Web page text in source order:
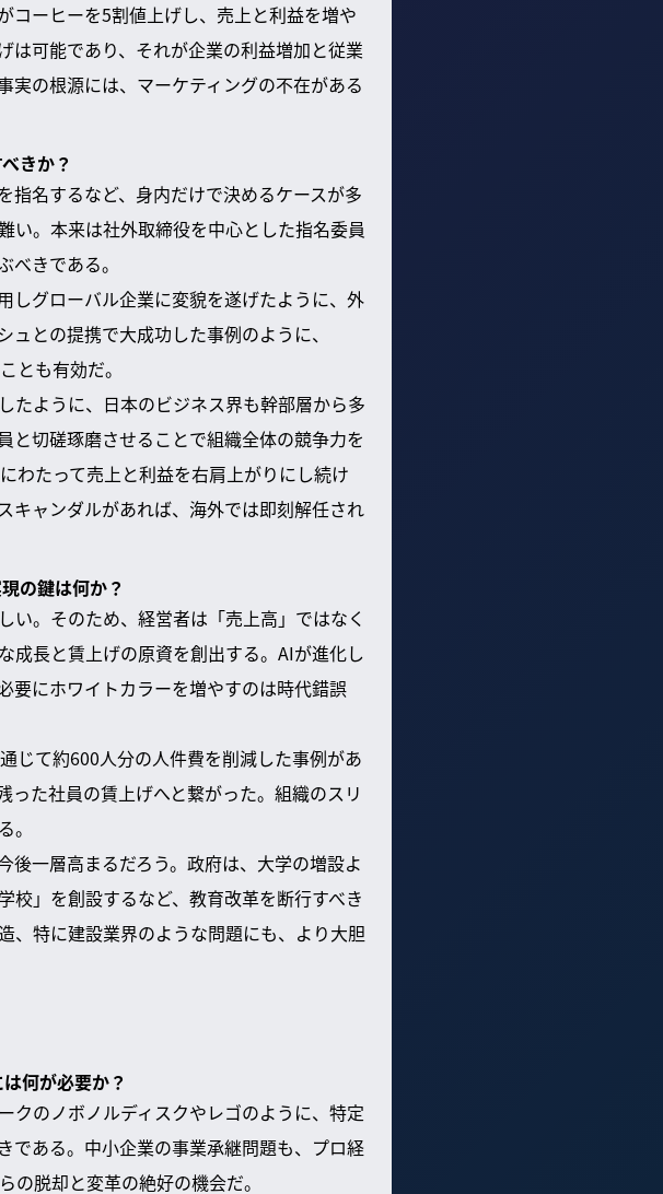
コーヒーを5割値上げし、売上と利益を増や
は可能であり、それが企業の利益増加と従業
実の根源には、マーケティングの不在がある
きか？
指名するなど、身内だけで決めるケースが多
い。本来は社外取締役を中心とした指名委員
きである。
しグローバル企業に変貌を遂げたように、外
との提携で大成功した事例のように、
とも有効だ。
たように、日本のビジネス界も幹部層から多
と切磋琢磨させることで組織全体の競争力を
わたって売上と利益を右肩上がりにし続け
キャンダルがあれば、海外では即刻解任され
の鍵は何か？
い。そのため、経営者は「売上高」ではなく
成長と賃上げの原資を創出する。AIが進化し
要にホワイトカラーを増やすのは時代錯誤
じて約600人分の人件費を削減した事例があ
た社員の賃上げへと繋がった。組織のスリ
。
一層高まるだろう。政府は、大学の増設よ
校」を創設するなど、教育改革を断行すべき
、特に建設業界のような問題にも、より大胆
何が必要か？
クのノボノルディスクやレゴのように、特定
である。中小企業の事業承継問題も、プロ経
脱却と変革の絶好の機会だ。